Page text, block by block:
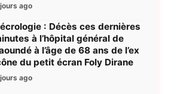
ago
: Décès ces dernières
à l’hôpital général de
à l’âge de 68 ans de l’ex
du petit écran Foly Dirane
ago